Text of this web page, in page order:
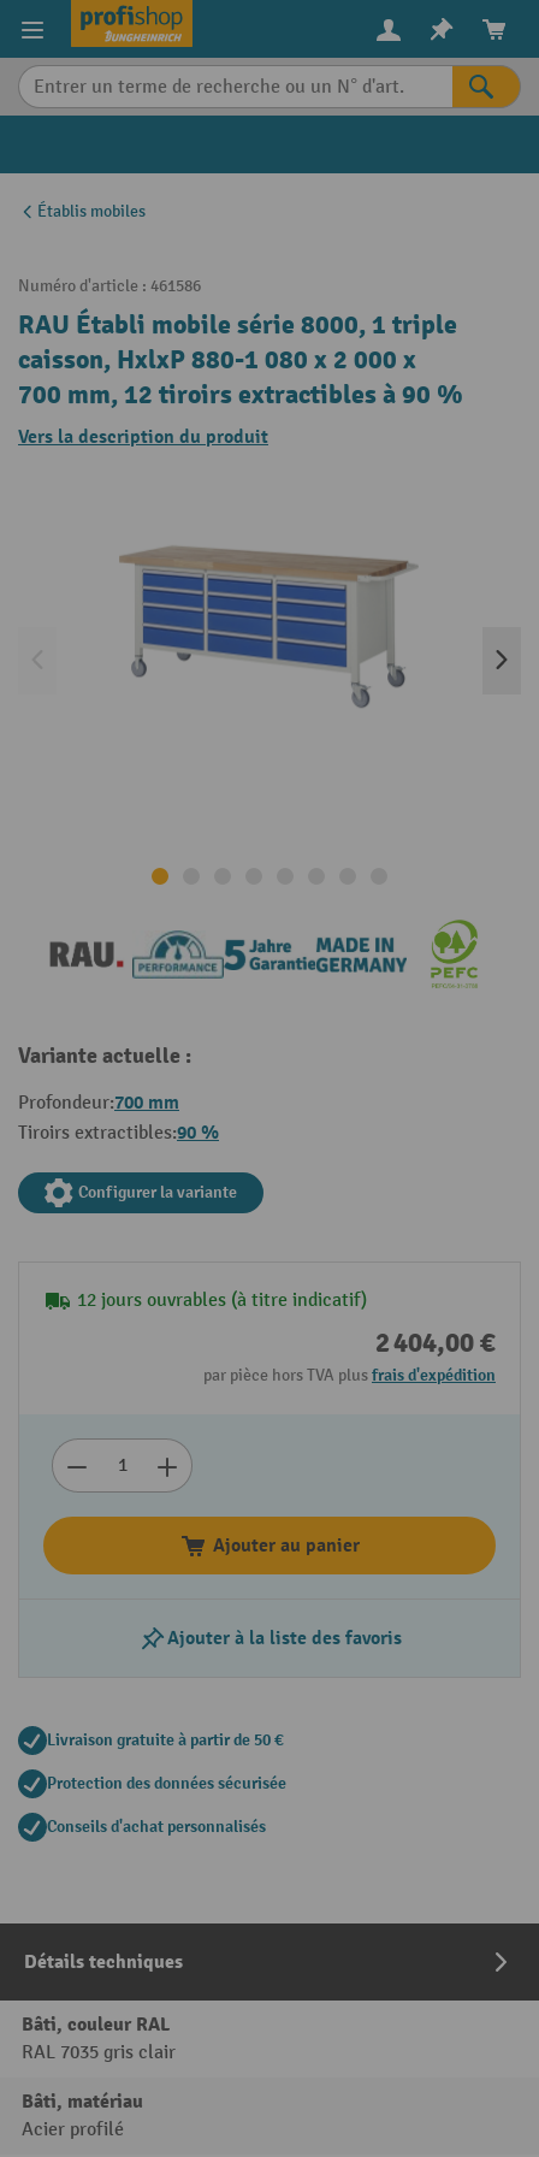
content
Établis mobiles
Numéro d'article : 461586
RAU Établi mobile série 8000, 1 triple
caisson, HxlxP 880-1 080 x 2 000 x
700 mm, 12 tiroirs extractibles à 90 %
Vers la description du produit
Variante actuelle :
Profondeur:700 mm
Tiroirs extractibles:90 %
Configurer la variante
12 jours ouvrables (à titre indicatif)
2 404,00 €
par pièce hors TVA plusfrais d'expédition
Ajouter au panier
Ajouter à la liste des favoris
Livraison gratuite à partir de 50 €
Protection des données sécurisée
Conseils d'achat personnalisés
Détails techniques
Bâti, couleur RAL
RAL 7035 gris clair
Bâti, matériau
Acier profilé